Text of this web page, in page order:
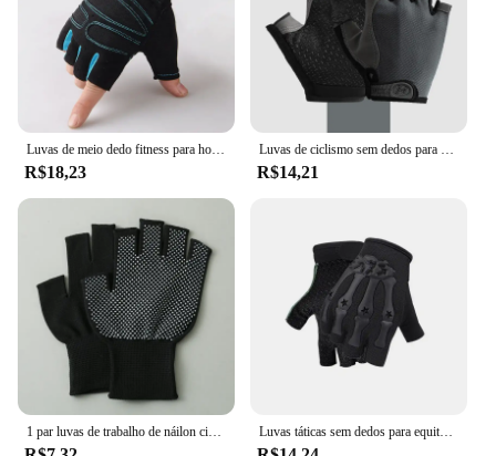
R$18,23 R$14,21
Luvas táticas sem dedos para equitação, luvas antiderrapantes de meio dedo para motocicleta, ciclismo, escalada, caminhadas, caça, esportes ao ar livre